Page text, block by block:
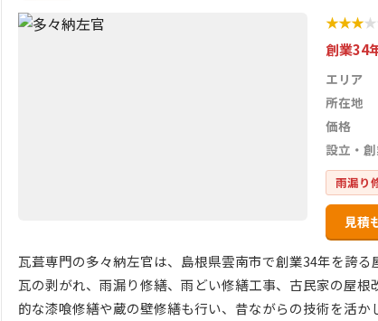
★★★★
創業34
エリア
所在地
価格
設立・
雨漏り
見積
瓦葺専門の多々納左官は、島根県雲南市で創業34年を誇
瓦の剥がれ、雨漏り修繕、雨どい修繕工事、古民家の屋
的な漆喰修繕や蔵の壁修繕も行い、昔ながらの技術を活か